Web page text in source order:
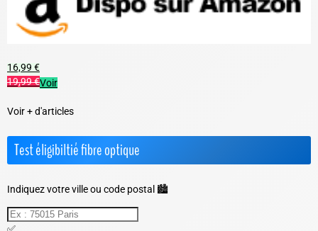
16,99 €
19,99 €Voir
Voir + d'articles
Test éligibiltié fibre optique
Indiquez votre ville ou code postal 🏙️